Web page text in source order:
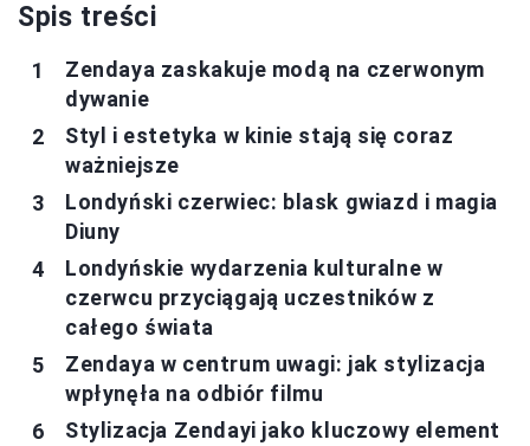
Spis treści
Zendaya zaskakuje modą na czerwonym
dywanie
Styl i estetyka w kinie stają się coraz
ważniejsze
Londyński czerwiec: blask gwiazd i magia
Diuny
Londyńskie wydarzenia kulturalne w
czerwcu przyciągają uczestników z
całego świata
Zendaya w centrum uwagi: jak stylizacja
wpłynęła na odbiór filmu
Stylizacja Zendayi jako kluczowy element